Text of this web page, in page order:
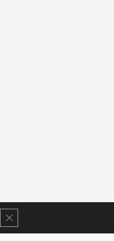
Cerrar el banner de cookies RGPD